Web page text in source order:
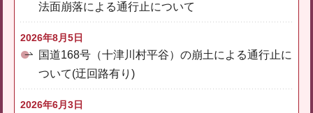
法面崩落による通行止について
2026年8月5日
国道168号（十津川村平谷）の崩土による通行止に
ついて(迂回路有り)
2026年6月3日